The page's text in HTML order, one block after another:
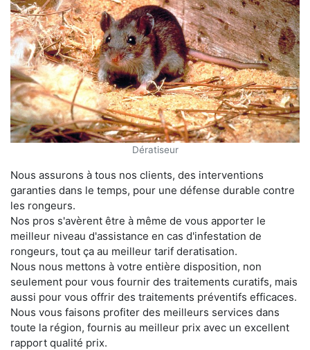
Dératiseur
Nous assurons à tous nos clients, des interventions
garanties dans le temps, pour une défense durable contre
les rongeurs.
Nos pros s'avèrent être à même de vous apporter le
meilleur niveau d'assistance en cas d'infestation de
rongeurs, tout ça au meilleur tarif deratisation.
Nous nous mettons à votre entière disposition, non
seulement pour vous fournir des traitements curatifs, mais
aussi pour vous offrir des traitements préventifs efficaces.
Nous vous faisons profiter des meilleurs services dans
toute la région, fournis au meilleur prix avec un excellent
rapport qualité prix.